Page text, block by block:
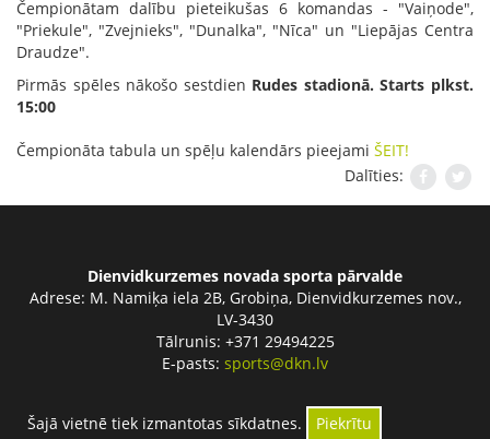
Šajā vietnē tiek izmantotas sīkdatnes. Piekrītu
Čempionātam dalību pieteikušas 6 komandas - "Vaiņode",
"Priekule", "Zvejnieks", "Dunalka", "Nīca" un "Liepājas Centra
Draudze".
Pirmās spēles nākošo sestdien Rudes stadionā. Starts plkst.
15:00
Čempionāta tabula un spēļu kalendārs pieejami ŠEIT!
Dalīties:
Dienvidkurzemes novada sporta pārvalde
Adrese: M. Namiķa iela 2B, Grobiņa, Dienvidkurzemes nov.,
LV-3430
Tālrunis: +371 29494225
E-pasts: sports@dkn.lv